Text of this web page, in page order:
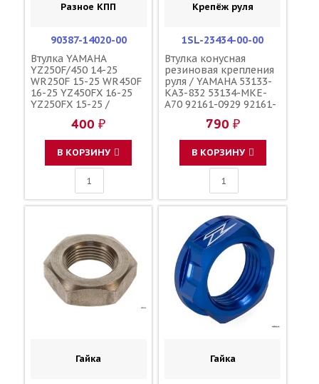
Разное КПП
90387-14020-00
Втулка YAMAHA
YZ250F/450 14-25
WR250F 15-25 WR450F
16-25 YZ450FX 16-25
YZ250FX 15-25 /
400 ₽
В КОРЗИНУ
Крепёж руля
1SL-23434-00-00
Втулка конусная
резиновая крепления
руля / YAMAHA 53133-
KA3-832 53134-MKE-
A70 92161-0929 92161-
92161-0113 56241-
10H10 56241-10H11
790 ₽
В КОРЗИНУ
Гайка Гайка